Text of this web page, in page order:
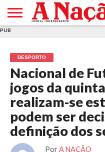
E DE
COOKIES
DE
UTILIZAÇÃO
PUB
DESPORTO
Nacional de
jogos da
realizam-se
podem ser
definição dos
Por A NAÇÃO